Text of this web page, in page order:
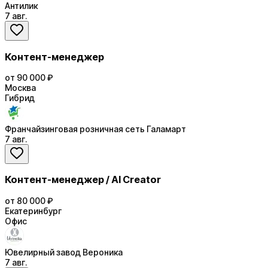
Антилик
7 авг.
Контент-менеджер
от 90 000 ₽
Москва
Гибрид
Франчайзинговая розничная сеть Галамарт
7 авг.
Контент-менеджер / AI Creator
от 80 000 ₽
Екатеринбург
Офис
Ювелирный завод Вероника
7 авг.